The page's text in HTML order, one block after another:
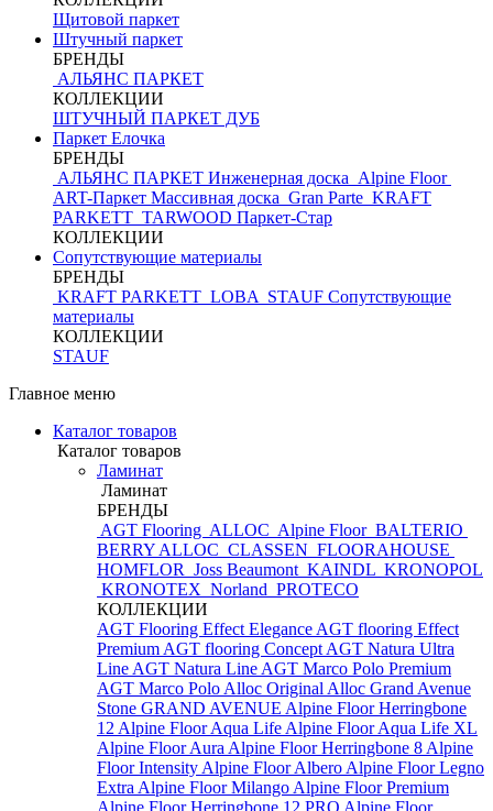
Щитовой паркет
Штучный паркет
БРЕНДЫ
АЛЬЯНС ПАРКЕТ
КОЛЛЕКЦИИ
ШТУЧНЫЙ ПАРКЕТ ДУБ
Паркет Елочка
БРЕНДЫ
АЛЬЯНС ПАРКЕТ Инженерная доска Alpine Floor
ART-Паркет Массивная доска Gran Parte KRAFT
PARKETT TARWOOD Паркет-Стар
КОЛЛЕКЦИИ
Сопутствующие материалы
БРЕНДЫ
KRAFT PARKETT LOBA STAUF Сопутствующие
материалы
КОЛЛЕКЦИИ
STAUF
Главное меню
Каталог товаров
Каталог товаров
Ламинат
Ламинат
БРЕНДЫ
AGT Flooring ALLOC Alpine Floor BALTERIO
BERRY ALLOC CLASSEN FLOORAHOUSE
HOMFLOR Joss Beaumont KAINDL KRONOPOL
KRONOTEX Norland PROTECO
КОЛЛЕКЦИИ
AGT Flooring Effect Elegance AGT flooring Effect
Premium AGT flooring Concept AGT Natura Ultra
Line AGT Natura Line AGT Marco Polo Premium
AGT Marco Polo Alloc Original Alloc Grand Avenue
Stone GRAND AVENUE Alpine Floor Herringbone
12 Alpine Floor Aqua Life Alpine Floor Aqua Life XL
Alpine Floor Aura Alpine Floor Herringbone 8 Alpine
Floor Intensity Alpine Floor Albero Alpine Floor Legno
Extra Alpine Floor Milango Alpine Floor Premium
Alpine Floor Herringbone 12 PRO Alpine Floor